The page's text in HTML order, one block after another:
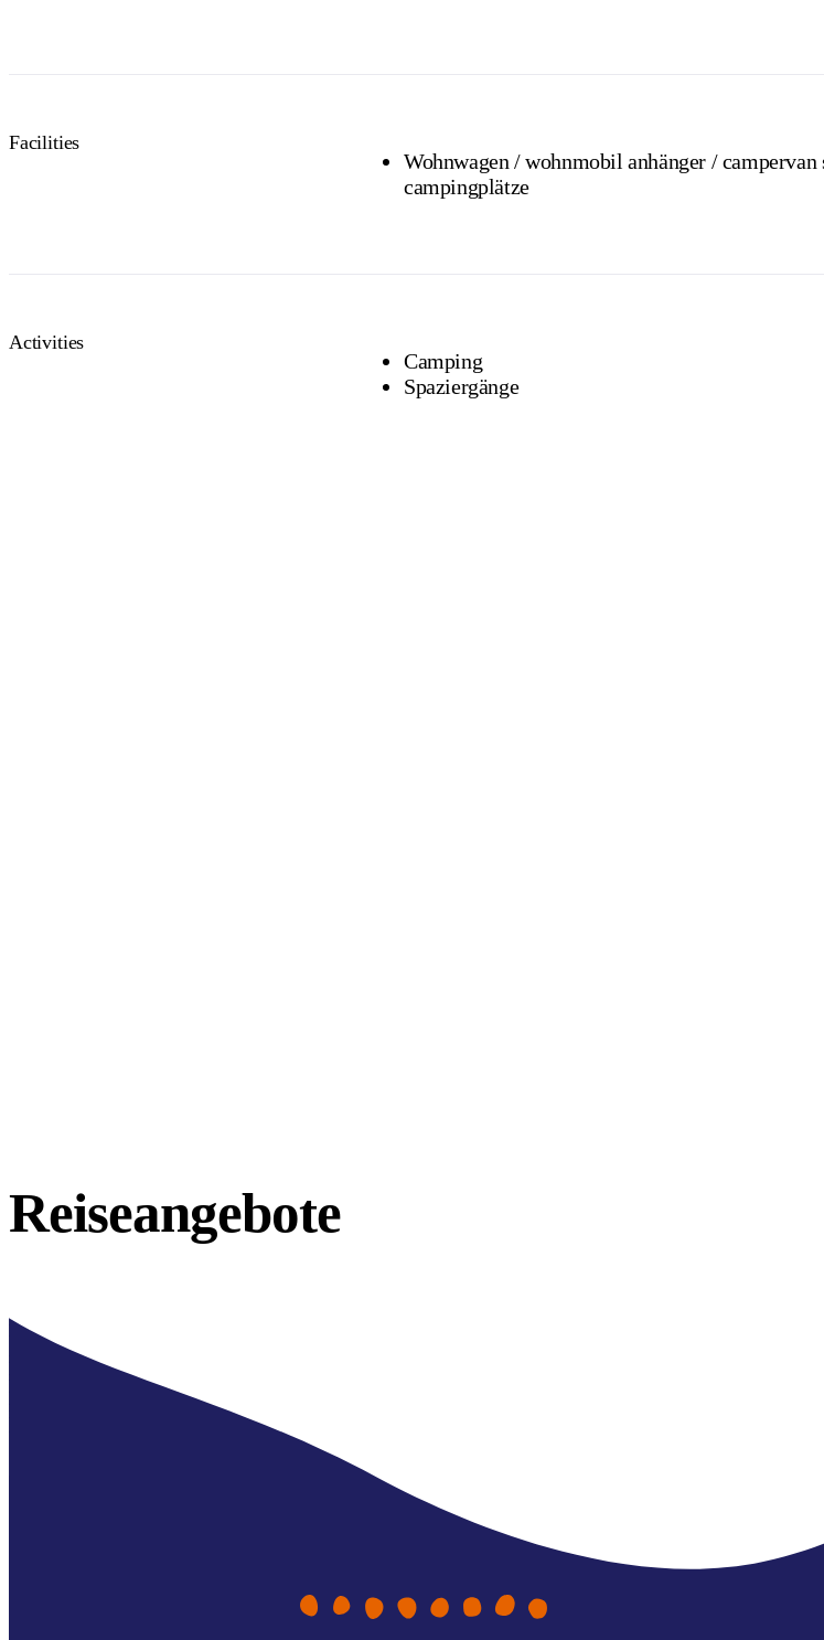
Facilities
Wohnwagen / wohnmobil anhänger / campervan sites /
campingplätze
Activities
Camping
Spaziergänge
Reiseangebote